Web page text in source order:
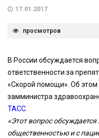
17.01.2017
просмотров
В России обсуждается
ответственности за
«Скорой помощи». Об
замминистра
ТАСС
«Этот вопрос
общественностью и с